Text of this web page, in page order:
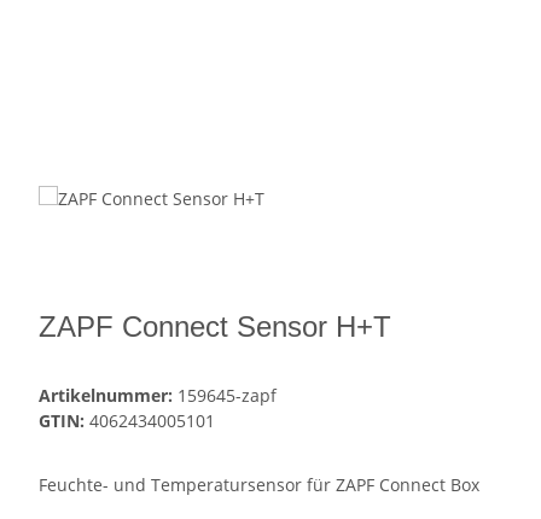
ZAPF Connect Sensor H+T
Artikelnummer: 159645-zapf
GTIN: 4062434005101
Feuchte- und Temperatursensor für ZAPF Connect Box